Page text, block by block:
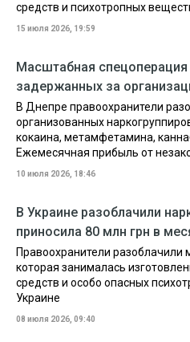
средств и психотропных
15 июля 2026, 19:59
Масштабная
задержанных за
В Днепре правоохранители
организованных
кокаина, метамфетамина,
Ежемесячная прибыль от
10 июля 2026, 18:46
В Украине разоблачили
приносила 80 млн грн в
Правоохранители разоблачили
которая занималась
средств и особо опасных
Украине
08 июля 2026, 09:40